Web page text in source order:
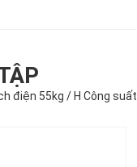
điện 55kg / H Công suất